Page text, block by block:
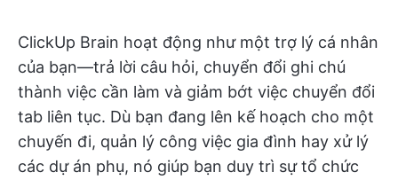
ClickUp Brain hoạt động như một trợ lý cá nhân
của bạn—trả lời câu hỏi, chuyển đổi ghi chú
thành việc cần làm và giảm bớt việc chuyển đổi
tab liên tục. Dù bạn đang lên kế hoạch cho một
chuyến đi, quản lý công việc gia đình hay xử lý
các dự án phụ, nó giúp bạn duy trì sự tổ chức